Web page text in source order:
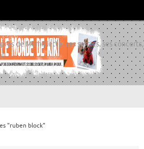
de Momiflette, ses sorties, ses concerts,
"ruben block"